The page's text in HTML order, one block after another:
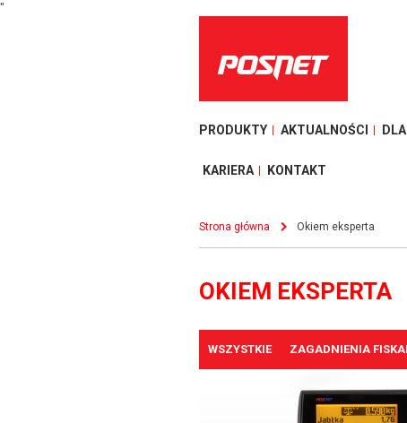
"
PRODUKTY AKTUALNOŚCI
KARIERA KONTAKT
Strona główna Okiem eksperta
OKIEM EKSPERTA
WSZYSTKIE ZAGADNIENIA